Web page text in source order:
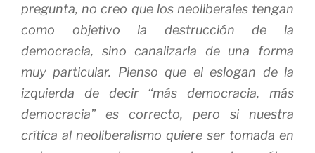
pregunta, no creo que los neoliberales tengan
como objetivo la destrucción de la
democracia, sino canalizarla de una forma
muy particular. Pienso que el eslogan de la
izquierda de decir “más democracia, más
democracia” es correcto, pero si nuestra
crítica al neoliberalismo quiere ser tomada en